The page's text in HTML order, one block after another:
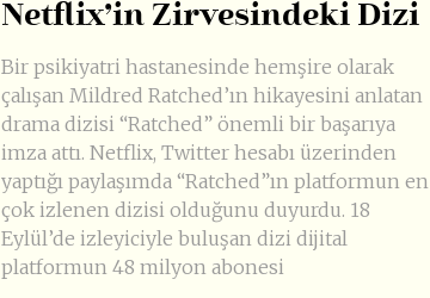
Netflix’in Zirvesindeki Dizi
Bir psikiyatri hastanesinde hemşire olarak
çalışan Mildred Ratched’ın hikayesini anlatan
drama dizisi “Ratched” önemli bir başarıya
imza attı. Netflix, Twitter hesabı üzerinden
yaptığı paylaşımda “Ratched”ın platformun en
çok izlenen dizisi olduğunu duyurdu. 18
Eylül’de izleyiciyle buluşan dizi dijital
platformun 48 milyon abonesi